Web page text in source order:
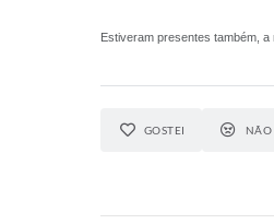
Estiveram presentes também, a
GOSTEI NÃO